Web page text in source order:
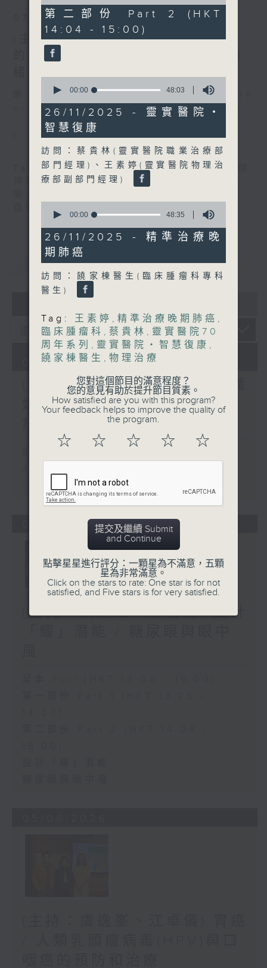
下午2時 至 3 時 香港電台第一台
07/08/2026
(主持：方健儀、潘蔚林) 雙職媽媽
的母乳歷程 / 結節性癢疹 / 長者情
網上直播完畢稍後提供節目重溫。 Archive
will be available after live webcast
Tag: 潘佩璆醫生, 皮膚及性病科 ,精神科
神科醫學院系列, 結節性癢疹
職媽媽的母乳歷程
重溫 CATCHUP
07/08/2026
(主持：方健儀、潘蔚林) 雙職
媽媽的母乳歷程 / 結節性癢
疹 / 長者情緒健康
live webcast
06/08/2026
(主持：虞逸峯、廖杏茵) 設計
48
minutes,
38
seconds
第二部份 Part 2 (HKT
14:04 - 15:00)
seconds
48
minutes,
3
seconds
00:00 48:03
26/11/2025 - 靈實醫院‧
智慧復康
訪問：蔡貴林(靈實醫院職業治療部
部門經理)、王素婷(靈實醫院物理治
療部副部門經理)
seconds
48
minutes,
35
seconds
00:00 48:35
26/11/2025 - 精準治療晚
期肺癌
訪問：饒家棟醫生(臨床腫瘤科專科
醫生)
Tag: 王素婷 , 精準治療晚期肺癌 ,
臨床腫瘤科 , 蔡貴林 , 靈實醫院70
周年系列 , 靈實醫院‧智慧復康 ,
饒家棟醫生 , 物理治療
您對這個節目的滿意程度？
您的意見有助於提升節目質素。
How satisfied are you with this program?
Your feedback helps to improve the quality of
the program.
☆ ☆ ☆ ☆ ☆
提交及繼續 Submit
and Continue
點擊星星進行評分：一顆星為不滿意，五顆
星為非常滿意。
Click on the stars to rate: One star is for not
satisfied, and Five stars is for very satisfied.